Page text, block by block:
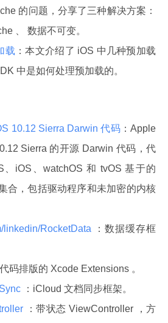
的问题，分享了三种解决方案：
、 数据不可变。
载 ：本文介绍了 iOS 中几种预加载
中是如何处理预加载的。
10.12 Sierra Darwin 代码：Apple
Sierra 的开源 Darwin 代码，代
、iOS、watchOS 和 tvOS 基于的
合，包括驱动程序和未加密的内核
linkedin/RocketData
：数据缓存框
码排版的 Xcode Extensions 。
：iCloud 文档同步框架。
：带状态 ViewController ，方